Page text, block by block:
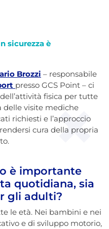
sicurezza è
Brozzi – responsabile
presso GCS Point – ci
fisica per tutte
delle visite mediche
richiesti e l’approccio
cura della propria
è importante
quotidiana, sia
gli adulti?
le età. Nei bambini e nei
e di sviluppo motorio,